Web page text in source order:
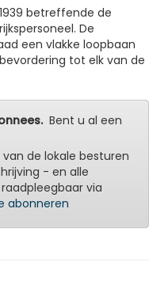
betreffende de
De
een vlakke loopbaan
tot elk van de
Bent u al een
de lokale besturen
- en alle
via
abonneren